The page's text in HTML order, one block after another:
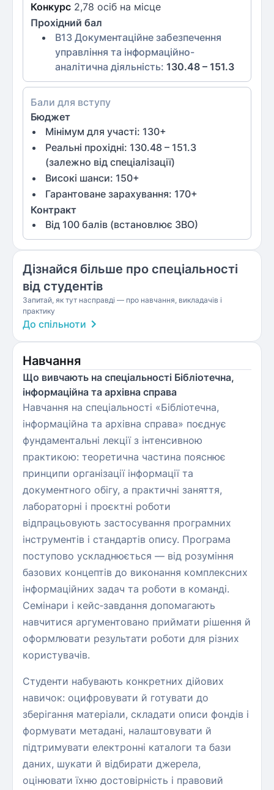
Конкурс 2,78 осіб на місце
Прохідний бал
B13 Документаційне забезпечення
управління та інформаційно-
аналітична діяльність: 130.48 – 151.3
Бали для вступу
Бюджет
Мінімум для участі: 130+
Реальні прохідні: 130.48 – 151.3
(залежно від спеціалізації)
Високі шанси: 150+
Гарантоване зарахування: 170+
Контракт
Від 100 балів (встановлює ЗВО)
Дізнайся більше про спеціальності
від студентів
Запитай, як тут насправді — про навчання, викладачів і
практику
До спільноти
Навчання
Що вивчають на спеціальності Бібліотечна,
інформаційна та архівна справа
Навчання на спеціальності «Бібліотечна,
інформаційна та архівна справа» поєднує
фундаментальні лекції з інтенсивною
практикою: теоретична частина пояснює
принципи організації інформації та
документного обігу, а практичні заняття,
лабораторні і проєктні роботи
відпрацьовують застосування програмних
інструментів і стандартів опису. Програма
поступово ускладнюється — від розуміння
базових концептів до виконання комплексних
інформаційних задач та роботи в команді.
Семінари і кейс‑завдання допомагають
навчитися аргументовано приймати рішення й
оформлювати результати роботи для різних
користувачів.
Студенти набувають конкретних дійових
навичок: оцифровувати й готувати до
зберігання матеріали, складати описи фондів і
формувати метадані, налаштовувати й
підтримувати електронні каталоги та бази
даних, шукати й відбирати джерела,
оцінювати їхню достовірність і правовий